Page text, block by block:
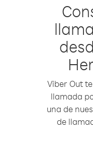
Viber Out
llamada
una de
de